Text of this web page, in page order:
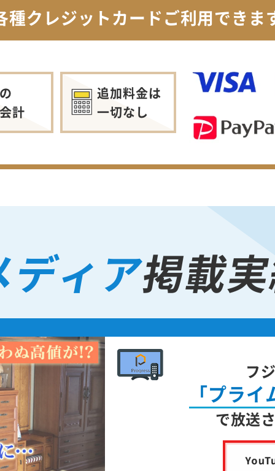
種クレジットカードご利用できま
計
追加料金は
一切なし
ディア掲載
フ
「プラ
で放送